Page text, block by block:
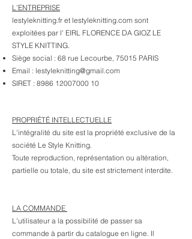
L’ENTREPRISE
lestyleknitting.fr et lestyleknitting.com sont
exploitées par l' EIRL FLORENCE DA GIOZ LE
STYLE KNITTING.
Siège social : 68 rue Lecourbe, 75015 PARIS
Email : lestyleknitting@gmail.com
SIRET : 8986 12007000 10
PROPRIÉTÉ INTELLECTUELLE
L'intégralité du site est la propriété exclusive de la
société Le Style Knitting.
Toute reproduction, représentation ou altération,
partielle ou totale, du site est strictement interdite.​
LA COMMANDE
L'utilisateur a la possibilité de passer sa
commande à partir du catalogue en ligne. Il